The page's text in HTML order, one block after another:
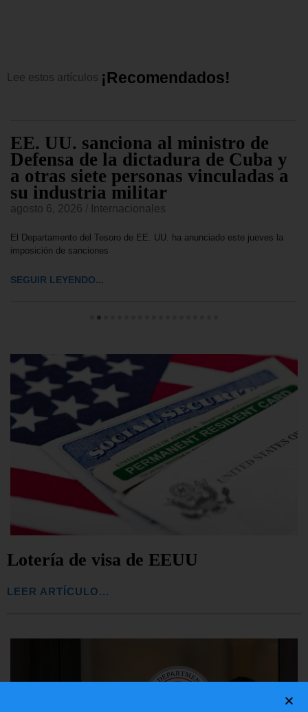
Lee estos artículos ¡Recomend ad os!
EE. UU. sanciona al ministro de
Defensa de la dictadura de Cuba y
a otras siete personas vinculadas a
su industria militar
agosto 6, 2026 Internacionales
El Departamento del Tesoro de EE. UU. ha anunciado este jueves la
imposición de sanciones
SEGUIR LEYENDO...
Lotería de visa de EEUU
LEER ARTÍCULO...